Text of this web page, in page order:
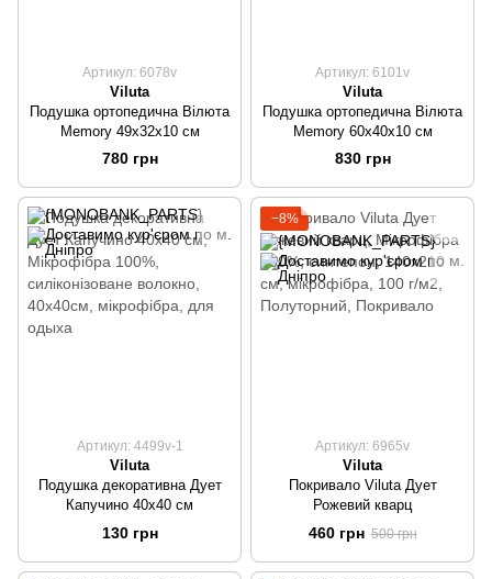
Артикул: 6078v
Viluta
Подушка ортопедична Вілюта
Memory 49х32х10 см
780 грн
Артикул: 6101v
Viluta
Подушка ортопедична Вілюта
Memory 60х40х10 см
830 грн
Артикул: 4499v-1
Viluta
Подушка декоративна Дует
Капучино 40х40 см
130 грн
−8%
Артикул: 6965v
Viluta
Покривало Viluta Дует
Рожевий кварц
460 грн 500 грн